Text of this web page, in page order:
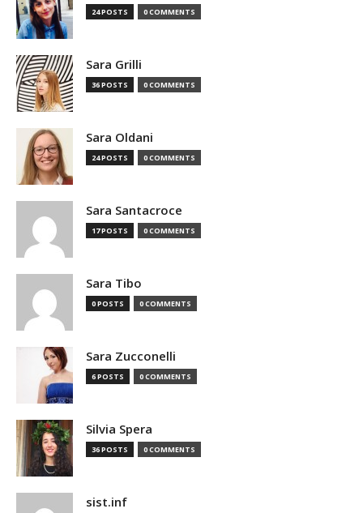
24 POSTS 0 COMMENTS
Sara Grilli
36 POSTS 0 COMMENTS
Sara Oldani
24 POSTS 0 COMMENTS
Sara Santacroce
17 POSTS 0 COMMENTS
Sara Tibo
0 POSTS 0 COMMENTS
Sara Zucconelli
6 POSTS 0 COMMENTS
Silvia Spera
36 POSTS 0 COMMENTS
sist.inf